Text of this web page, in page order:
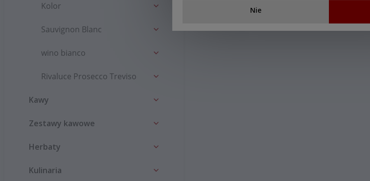
Nie
Kolor
Sauvignon Blanc
wino bianco
Rivaluce Prosecco Treviso
Kawy
Zestawy kawowe
Herbaty
Kulinaria